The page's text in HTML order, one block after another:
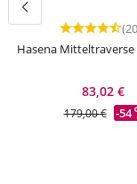
Hasena
83,02 €
179,00 € -54